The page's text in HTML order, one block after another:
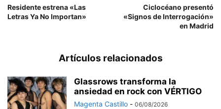
Residente estrena «Las
Letras Ya No Importan»
Ciclocéano presentó
«Signos de Interrogación»
en Madrid
Artículos relacionados
Glassrows transforma la
ansiedad en rock con VÉRTIGO
Magenta Castillo - 06/08/2026